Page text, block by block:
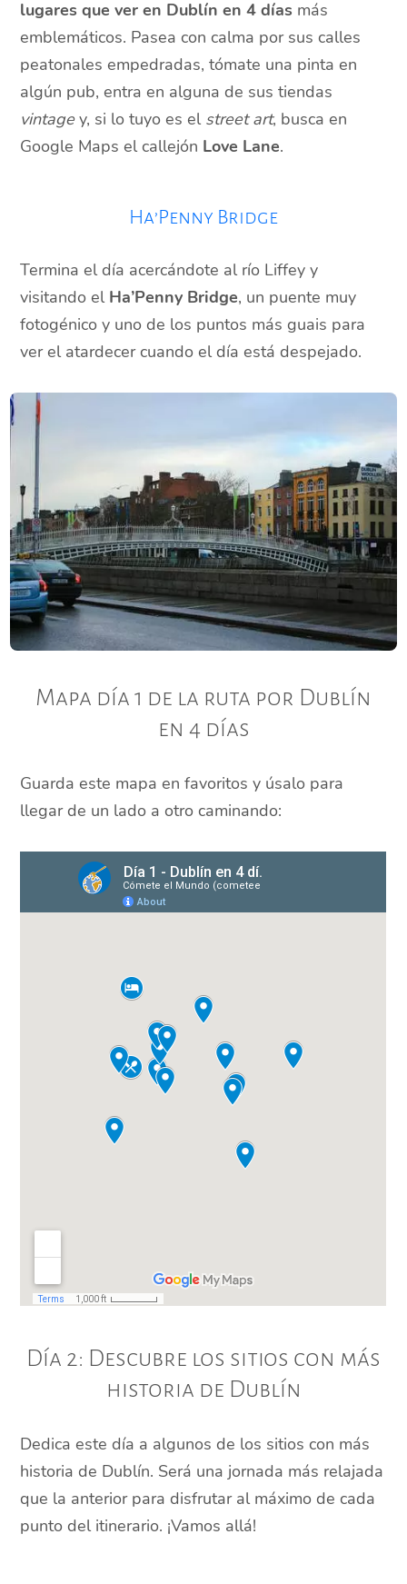
lugares que ver en Dublín en 4 días más
emblemáticos. Pasea con calma por sus calles
peatonales empedradas, tómate una pinta en
algún pub, entra en alguna de sus tiendas
vintagey, si lo tuyo es el street art, busca en
Google Maps el callejón Love Lane.
Ha’Penny Bridge
Termina el día acercándote al río Liffey y
visitando el Ha’Penny Bridge, un puente muy
fotogénico y uno de los puntos más guais para
ver el atardecer cuando el día está despejado.
Mapa día 1 de la ruta por Dublín
en 4 días
Guarda este mapa en favoritos y úsalo para
llegar de un lado a otro caminando:
Día 2: Descubre los sitios con más
historia de Dublín
Dedica este día a algunos de los sitios con más
historia de Dublín. Será una jornada más relajada
que la anterior para disfrutar al máximo de cada
punto del itinerario. ¡Vamos allá!